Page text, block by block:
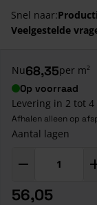
Snel naar:
Veelgestelde
Nu68,35per m²
Op voorraad
Levering in 2 tot
Afhalen alleen op
Aantal lagen
56,05